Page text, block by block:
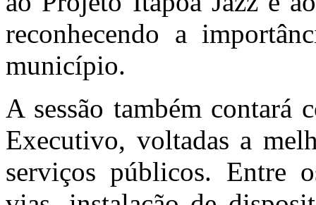
reconhecendo a
município.
A sessão também contará
Executivo, voltadas a
serviços públicos. Entre